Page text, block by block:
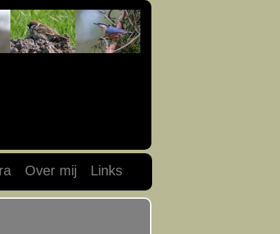
Over mij Links